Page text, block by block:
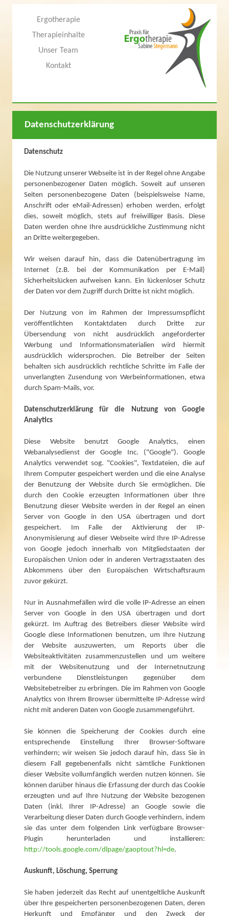
Ergotherapie
Therapieinhalte
Unser Team
Kontakt
Datenschutzerklärung
Datenschutz
Die Nutzung unserer Webseite ist in der Regel ohne Angabe
personenbezogener Daten möglich. Soweit auf unseren
Seiten personenbezogene Daten (beispielsweise Name,
Anschrift oder eMail-Adressen) erhoben werden, erfolgt
dies, soweit möglich, stets auf freiwilliger Basis. Diese
Daten werden ohne Ihre ausdrückliche Zustimmung nicht
an Dritte weitergegeben.
Wir weisen darauf hin, dass die Datenübertragung im
Internet (z.B. bei der Kommunikation per E-Mail)
Sicherheitslücken aufweisen kann. Ein lückenloser Schutz
der Daten vor dem Zugriff durch Dritte ist nicht möglich.
Der Nutzung von im Rahmen der Impressumspflicht
veröffentlichten Kontaktdaten durch Dritte zur
Übersendung von nicht ausdrücklich angeforderter
Werbung und Informationsmaterialien wird hiermit
ausdrücklich widersprochen. Die Betreiber der Seiten
behalten sich ausdrücklich rechtliche Schritte im Falle der
unverlangten Zusendung von Werbeinformationen, etwa
durch Spam-Mails, vor.
Datenschutzerklärung für die Nutzung von Google
Analytics
Diese Website benutzt Google Analytics, einen
Webanalysedienst der Google Inc. ("Google"). Google
Analytics verwendet sog. "Cookies", Textdateien, die auf
Ihrem Computer gespeichert werden und die eine Analyse
der Benutzung der Website durch Sie ermöglichen. Die
durch den Cookie erzeugten Informationen über Ihre
Benutzung dieser Website werden in der Regel an einen
Server von Google in den USA übertragen und dort
gespeichert. Im Falle der Aktivierung der IP-
Anonymisierung auf dieser Webseite wird Ihre IP-Adresse
von Google jedoch innerhalb von Mitgliedstaaten der
Europäischen Union oder in anderen Vertragsstaaten des
Abkommens über den Europäischen Wirtschaftsraum
zuvor gekürzt.
Nur in Ausnahmefällen wird die volle IP-Adresse an einen
Server von Google in den USA übertragen und dort
gekürzt. Im Auftrag des Betreibers dieser Website wird
Google diese Informationen benutzen, um Ihre Nutzung
der Website auszuwerten, um Reports über die
Websiteaktivitäten zusammenzustellen und um weitere
mit der Websitenutzung und der Internetnutzung
verbundene Dienstleistungen gegenüber dem
Websitebetreiber zu erbringen. Die im Rahmen von Google
Analytics von Ihrem Browser übermittelte IP-Adresse wird
nicht mit anderen Daten von Google zusammengeführt.
Sie können die Speicherung der Cookies durch eine
entsprechende Einstellung Ihrer Browser-Software
verhindern; wir weisen Sie jedoch darauf hin, dass Sie in
diesem Fall gegebenenfalls nicht sämtliche Funktionen
dieser Website vollumfänglich werden nutzen können. Sie
können darüber hinaus die Erfassung der durch das Cookie
erzeugten und auf Ihre Nutzung der Website bezogenen
Daten (inkl. Ihrer IP-Adresse) an Google sowie die
Verarbeitung dieser Daten durch Google verhindern, indem
sie das unter dem folgenden Link verfügbare Browser-
Plugin herunterladen und installieren:
http://tools.google.com/dlpage/gaoptout?hl=de.
Auskunft, Löschung, Sperrung
Sie haben jederzeit das Recht auf unentgeltliche Auskunft
über Ihre gespeicherten personenbezogenen Daten, deren
Herkunft und Empfänger und den Zweck der